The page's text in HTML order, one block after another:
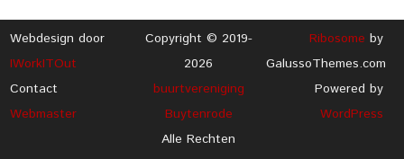
Webdesign door
IWorkITOut
Contact
Webmaster
Copyright © 2019-
2026
buurtvereniging
Buytenrode
Alle Rechten
Ribosome by
GalussoThemes.com
Powered by
WordPress